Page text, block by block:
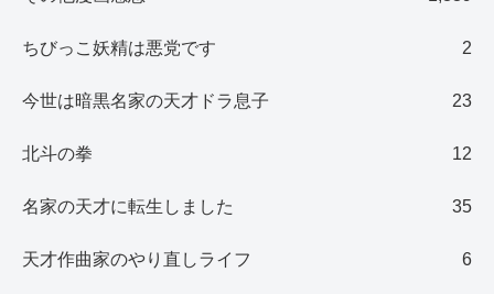
ちびっこ妖精は悪党です 2
今世は暗黒名家の天才ドラ息子 23
北斗の拳 12
名家の天才に転生しました 35
天才作曲家のやり直しライフ 6